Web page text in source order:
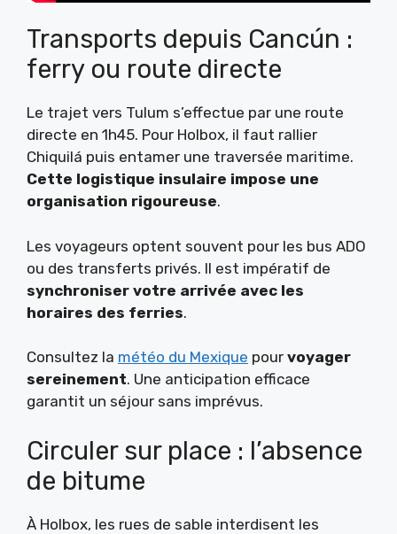
Transports depuis Cancún :
ferry ou route directe
Le trajet vers Tulum s’effectue par une route
directe en 1h45. Pour Holbox, il faut rallier
Chiquilá puis entamer une traversée maritime.
Cette logistique insulaire impose une
organisation rigoureuse.
Les voyageurs optent souvent pour les bus ADO
ou des transferts privés. Il est impératif de
synchroniser votre arrivée avec les
horaires des ferries.
Consultez la météo du Mexique pour voyager
sereinement. Une anticipation efficace
garantit un séjour sans imprévus.
Circuler sur place : l’absence
de bitume
À Holbox, les rues de sable interdisent les